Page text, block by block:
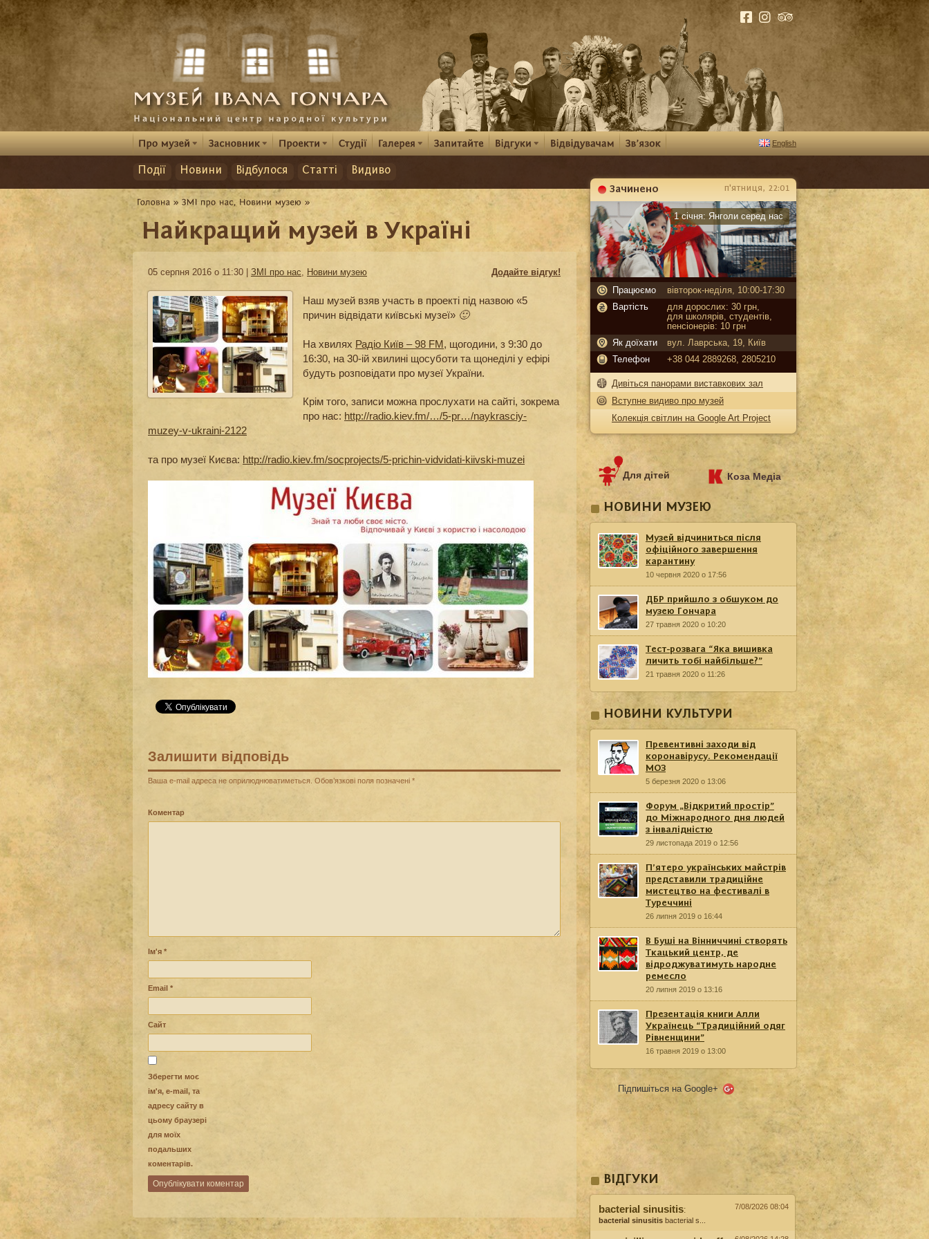
English
Події Новини Відбулося Статті Видиво
Найкращий музей в Україні
05 серпня 2016 о 11:30 | ЗМІ про нас, Новини музею Додайте відгук!
Наш музей взяв участь в проекті під назвою «5
причин відвідати київські музеї» 🙂
На хвилях Радіо Київ – 98 FM, щогодини, з 9:30 до
16:30, на 30-ій хвилині щосуботи та щонеділі у ефірі
будуть розповідати про музеї України.
Крім того, записи можна прослухати на сайті, зокрема
про нас: http://radio.kiev.fm/…/5-pr…/naykrasciy-
muzey-v-ukraini-2122
та про музеї Києва: http://radio.kiev.fm/socprojects/5-prichin-vidvidati-kiivski-muzei
Залишити відповідь
Ваша e-mail адреса не оприлюднюватиметься. Обов’язкові поля позначені *
Коментар
Ім'я *
Email *
Сайт
Зберегти моє
ім'я, e-mail, та
адресу сайту в
цьому браузері
для моїх
подальших
коментарів.
Зачинено
Карантин
п'ятниця, 22:01
1 січня: Янголи серед нас
Працюємо
вівторок-неділя, 10:00-17:30
Вартість
для дорослих: 30 грн,
для школярів, студентів,
пенсіонерів: 10 грн
Як доїхати
вул. Лаврська, 19, Київ
Телефон
+38 044 2889268, 2805210
Дивіться панорами виставкових зал
Вступне видиво про музей
Колекція світлин на Google Art Project
Для дітей Коза Медіа
НОВИНИ МУЗЕЮ
Музей відчиниться після
офіційного завершення
карантину
10 червня 2020 о 17:56
ДБР прийшло з обшуком до
музею Гончара
27 травня 2020 о 10:20
Тест-розвага “Яка вишивка
личить тобі найбільше?”
21 травня 2020 о 11:26
НОВИНИ КУЛЬТУРИ
Превентивні заходи від
коронавірусу. Рекомендації
МОЗ
5 березня 2020 о 13:06
Форум „Відкритий простір”
до Міжнародного дня людей
з інвалідністю
29 листопада 2019 о 12:56
П’ятеро українських майстрів
представили традиційне
мистецтво на фестивалі в
Туреччині
26 липня 2019 о 16:44
В Буші на Вінниччині створять
Ткацький центр, де
відроджуватимуть народне
ремесло
20 липня 2019 о 13:16
Презентація книги Алли
Українець “Традиційний одяг
Рівненщини”
16 травня 2019 о 13:00
Підпишіться на Google+
ВІДГУКИ
bacterial sinusitis:
bacterial sinusitis bacterial s...
7/08/2026 08:04